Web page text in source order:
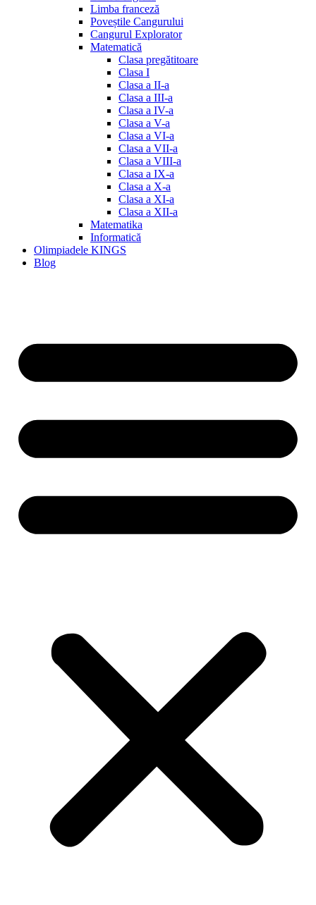
Limba franceză
Poveștile Cangurului
Cangurul Explorator
Matematică
Clasa pregătitoare
Clasa I
Clasa a II-a
Clasa a III-a
Clasa a IV-a
Clasa a V-a
Clasa a VI-a
Clasa a VII-a
Clasa a VIII-a
Clasa a IX-a
Clasa a X-a
Clasa a XI-a
Clasa a XII-a
Matematika
Informatică
Olimpiadele KINGS
Blog